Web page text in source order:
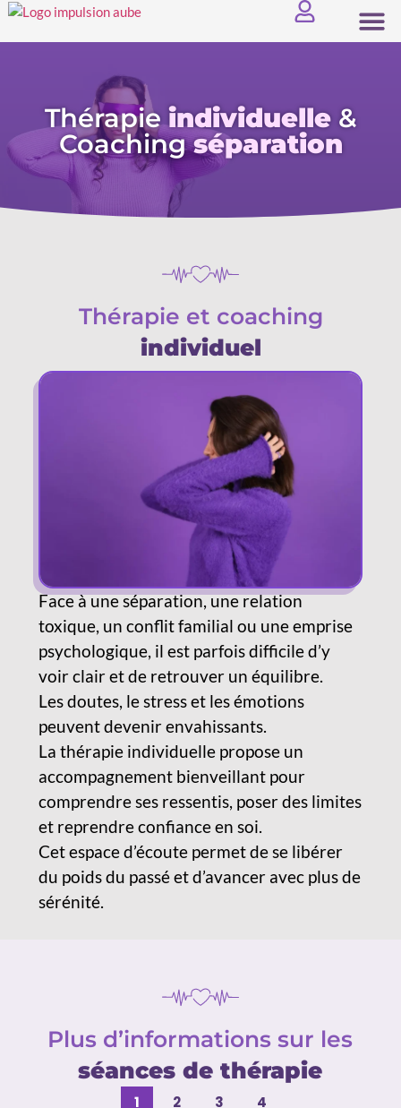
Thérapieindividuelle &
Coachingséparation
Thérapie et coaching
individuel
Face à une séparation, une relation
toxique, un conflit familial ou une emprise
psychologique, il est parfois difficile d’y
voir clair et de retrouver un équilibre.
Les doutes, le stress et les émotions
peuvent devenir envahissants.
La thérapie individuelle propose un
accompagnement bienveillant pour
comprendre ses ressentis, poser des limites
et reprendre confiance en soi.
Cet espace d’écoute permet de se libérer
du poids du passé et d’avancer avec plus de
sérénité.
Plus d’informations sur les
séances de thérapie
1 2 3 4